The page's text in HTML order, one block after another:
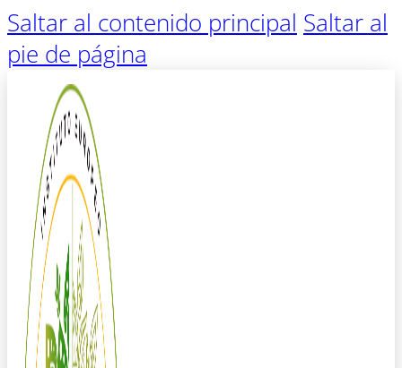
Saltar al contenido principal Saltar al
pie de página